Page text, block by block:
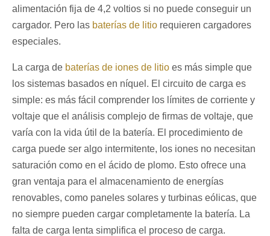
alimentación fija de 4,2 voltios si no puede conseguir un
cargador. Pero las baterías de litio requieren cargadores
especiales.
La carga de baterías de iones de litio es más simple que
los sistemas basados en níquel. El circuito de carga es
simple: es más fácil comprender los límites de corriente y
voltaje que el análisis complejo de firmas de voltaje, que
varía con la vida útil de la batería. El procedimiento de
carga puede ser algo intermitente, los iones no necesitan
saturación como en el ácido de plomo. Esto ofrece una
gran ventaja para el almacenamiento de energías
renovables, como paneles solares y turbinas eólicas, que
no siempre pueden cargar completamente la batería. La
falta de carga lenta simplifica el proceso de carga.